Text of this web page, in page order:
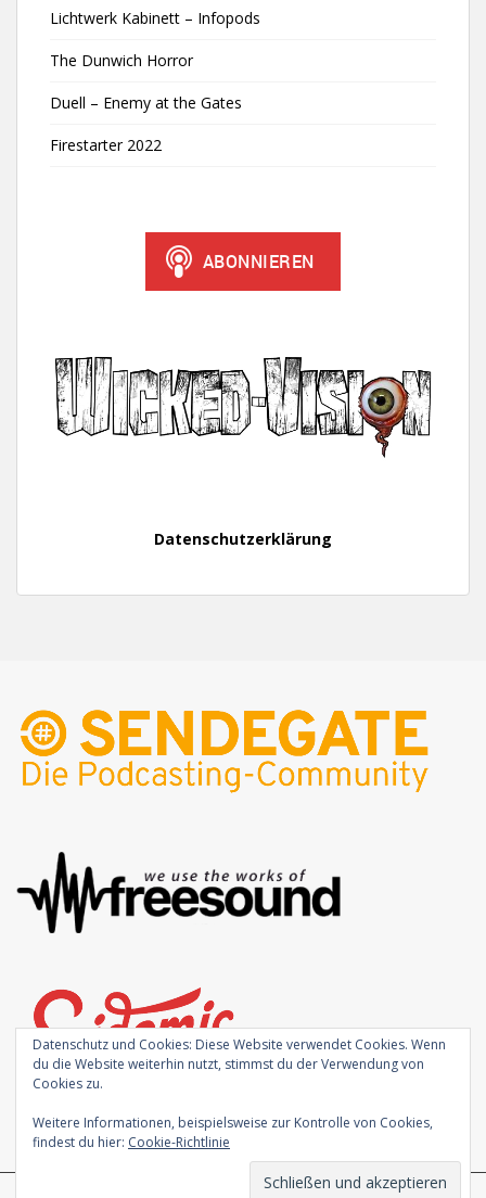
Lichtwerk Kabinett – Infopods
The Dunwich Horror
Duell – Enemy at the Gates
Firestarter 2022
Datenschutzerklärung
Datenschutz und Cookies: Diese Website verwendet Cookies. Wenn
du die Website weiterhin nutzt, stimmst du der Verwendung von
Cookies zu.
Weitere Informationen, beispielsweise zur Kontrolle von Cookies,
findest du hier: Cookie-Richtlinie